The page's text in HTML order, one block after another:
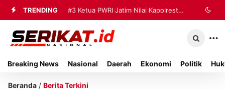
TRENDING #2 Pemkab Sumenep Naikkan
Titik Impas Harga Tembakau 2026,
#3 Ketua PWRI Jatim Nilai Kapolresta
Sumenep Berhasil Bangun Kemitraan
Breaking News Nasional Daerah Ekonomi Politik
Beranda / Berita Terkini